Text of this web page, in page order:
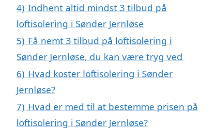
4) Indhent altid mindst 3 tilbud på
loftisolering i Sønder Jernløse
5) Få nemt 3 tilbud på loftisolering i
Sønder Jernløse, du kan være tryg ved
6) Hvad koster loftisolering i Sønder
Jernløse?
7) Hvad er med til at bestemme prisen på
loftisolering i Sønder Jernløse?